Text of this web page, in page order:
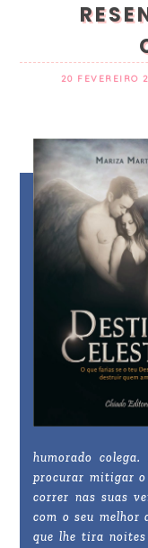
20 FEVEREIRO
humorado
procurar mitigar o
correr nas suas
com o seu melhor
que lhe tira noites